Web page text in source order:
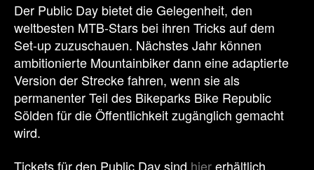
Der Public Day bietet die Gelegenheit, den
weltbesten MTB-Stars bei ihren Tricks auf dem
Set-up zuzuschauen. Nächstes Jahr können
ambitionierte Mountainbiker dann eine adaptierte
Version der Strecke fahren, wenn sie als
permanenter Teil des Bikeparks Bike Republic
Sölden für die Öffentlichkeit zugänglich gemacht
wird.
Tickets für den Public Day sind hiererhältlich.